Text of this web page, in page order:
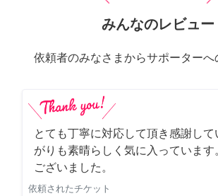
みんなのレビュー
依頼者のみなさまからサポーターへ
とても丁寧に対応して頂き感謝して
がりも素晴らしく気に入っています
ございました。
依頼されたチケット